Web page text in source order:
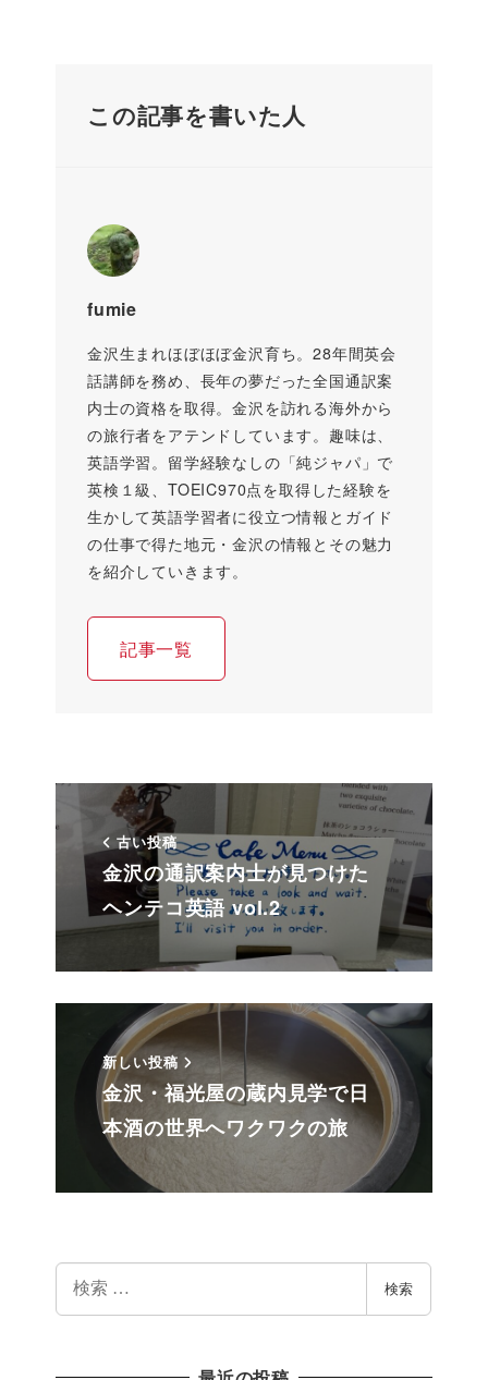
この記事を書いた人
fumie
金沢生まれほぼほぼ金沢育ち。28年間英会
話講師を務め、長年の夢だった全国通訳案
内士の資格を取得。金沢を訪れる海外から
の旅行者をアテンドしています。趣味は、
英語学習。留学経験なしの「純ジャパ」で
英検１級、TOEIC970点を取得した経験を
生かして英語学習者に役立つ情報とガイド
の仕事で得た地元・金沢の情報とその魅力
を紹介していきます。
記事一覧
古い投稿
金沢の通訳案内士が見つけた
ヘンテコ英語 vol.2
新しい投稿
金沢・福光屋の蔵内見学で日
本酒の世界へワクワクの旅
検
検索